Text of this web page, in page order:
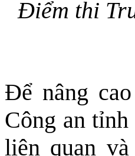
Điểm thi
Để nâng
Công an
liên quan